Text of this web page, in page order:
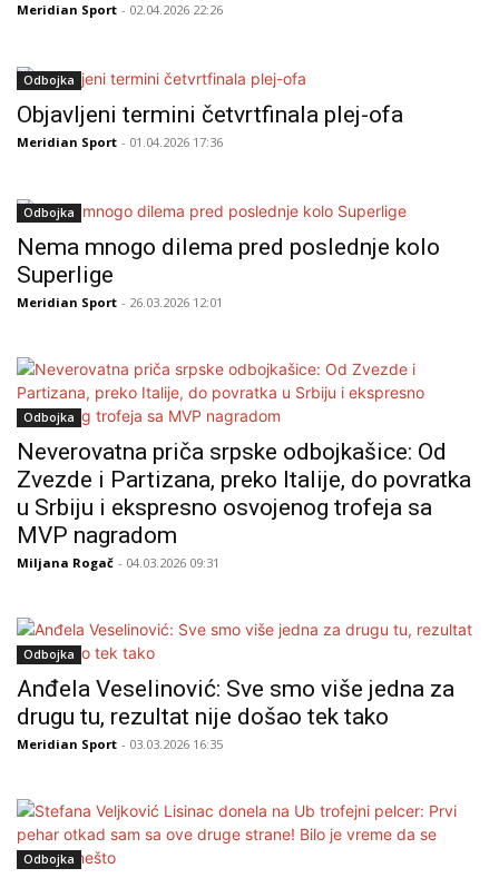
Meridian Sport - 02.04.2026 22:26
Odbojka
Objavljeni termini četvrtfinala plej-ofa
Meridian Sport - 01.04.2026 17:36
Odbojka
Nema mnogo dilema pred poslednje kolo
Superlige
Meridian Sport - 26.03.2026 12:01
Odbojka
Neverovatna priča srpske odbojkašice: Od
Zvezde i Partizana, preko Italije, do povratka
u Srbiju i ekspresno osvojenog trofeja sa
MVP nagradom
Miljana Rogač - 04.03.2026 09:31
Odbojka
Anđela Veselinović: Sve smo više jedna za
drugu tu, rezultat nije došao tek tako
Meridian Sport - 03.03.2026 16:35
Odbojka